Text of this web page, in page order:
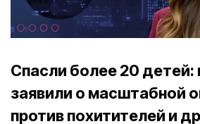
Спасли более 20 детей:
заявили о масштабной
против похитителей и